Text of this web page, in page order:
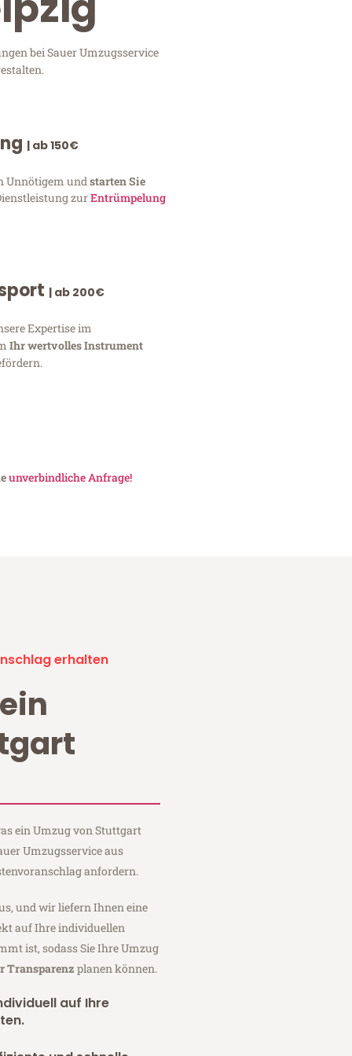
bei Sauer Umzugsservice
| ab 150€
Unnötigem und starten Sie
zurEntrümpelung
| ab 200€
Expertise im
Ihr wertvolles Instrument
unverbindliche Anfrage!
erhalten
ein Umzug von Stuttgart
Umzugsservice aus
anfordern.
und wir liefern Ihnen eine
auf Ihre individuellen
ist, sodass Sie Ihre Umzug
Transparenz planen können.
auf Ihre